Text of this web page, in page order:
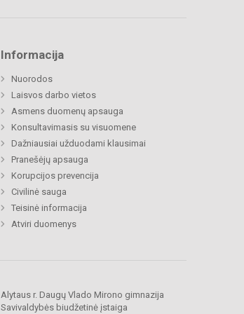
Informacija
Nuorodos
Laisvos darbo vietos
Asmens duomenų apsauga
Konsultavimasis su visuomene
Dažniausiai užduodami klausimai
Pranešėjų apsauga
Korupcijos prevencija
Civilinė sauga
Teisinė informacija
Atviri duomenys
Alytaus r. Daugų Vlado Mirono gimnazija
Savivaldybės biudžetinė įstaiga